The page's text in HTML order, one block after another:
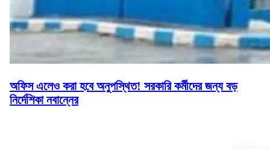
অফিস এলেও করা হবে অনুপস্থিত! সরকারি কর্মীদের জন্য বড়
নির্দেশিকা নবান্নের